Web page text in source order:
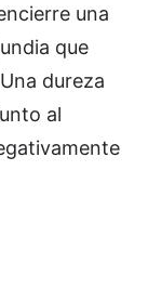
una
que
dureza
al